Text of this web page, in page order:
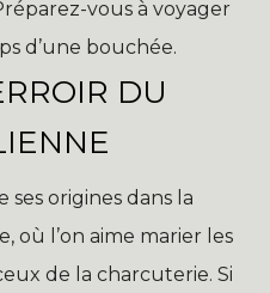
vous à voyager
d’une bouchée.
DU
ses origines dans la
où l’on aime marier les
de la charcuterie. Si